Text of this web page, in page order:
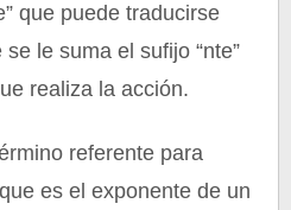
que puede traducirse
le suma el sufijo “nte”
realiza la acción.
referente para
es el exponente de un